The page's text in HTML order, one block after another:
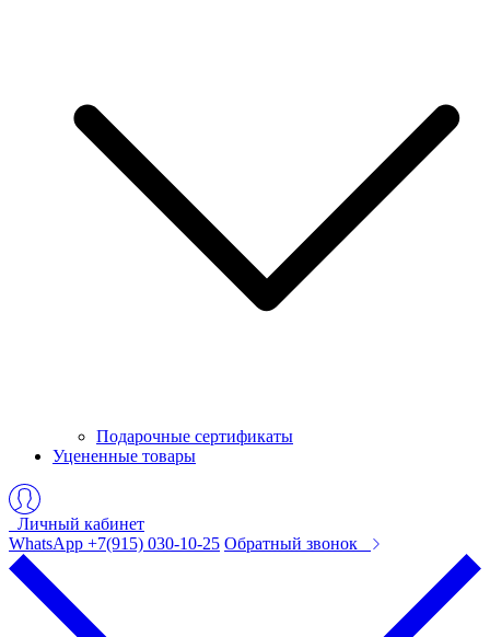
Подарочные сертификаты
Уцененные товары
Личный кабинет
WhatsApp +7(915) 030-10-25 Обратный звонок